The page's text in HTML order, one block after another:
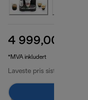
4 999,00 kr
*MVA inkludert
Laveste pris siste 30 dager